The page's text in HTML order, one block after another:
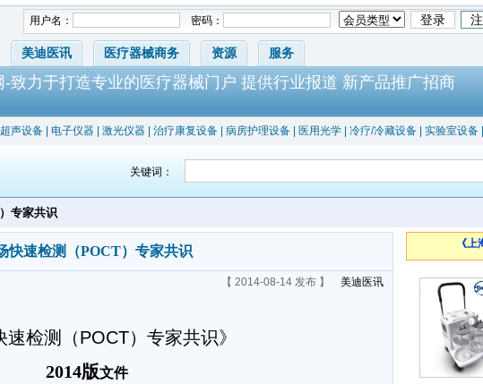
用户名： 密码：
美迪医讯 医疗器械商务 资源 服务
-致力于打造专业的医疗器械门户 提供行业报道 新产品推广招商
超声设备 电子仪器 激光仪器 治疗康复设备 病房护理设备 医用光学 冷疗/冷藏设备 实验室设备
关键词：
专家共识
快速检测（POCT）专家共识
【 2014-08-14 发布 】 美迪医讯
速检测（POCT）专家共识》
2014版文件
《